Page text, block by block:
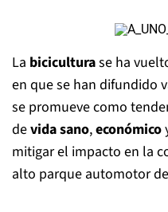
La biciculturase ha
en que se han difundido
se promueve como
devida sano,económico
mitigar el impacto en la
alto parque automotor